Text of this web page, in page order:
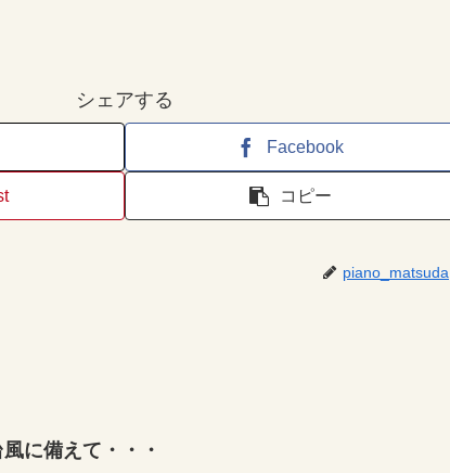
シェアする
Facebook
コピー
piano_matsuda
風に備えて・・・